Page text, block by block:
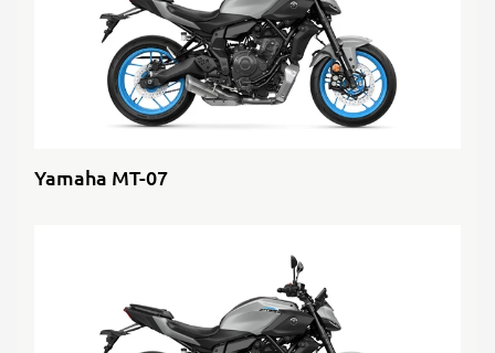
Yamaha MT-07